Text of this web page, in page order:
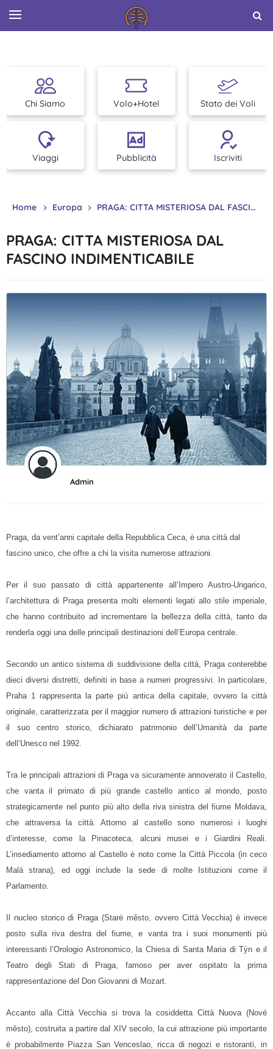
Chi Siamo Volo+Hotel Stato dei Voli
Viaggi Pubblicità Iscriviti
Home Europa PRAGA: CITTA MISTERIOSA DAL FASCINO INDIMENTICABILE
PRAGA: CITTA MISTERIOSA DAL
FASCINO INDIMENTICABILE
Admin
Praga, da vent’anni capitale della Repubblica Ceca, è una città dal
fascino unico, che offre a chi la visita numerose attrazioni.
Per il suo passato di città appartenente all’Impero Austro-Ungarico,
l’architettura di Praga presenta molti elementi legati allo stile imperiale,
che hanno contribuito ad incrementare la bellezza della città, tanto da
renderla oggi una delle principali destinazioni dell’Europa centrale.
Secondo un antico sistema di suddivisione della città, Praga conterebbe
dieci diversi distretti, definiti in base a numeri progressivi. In particolare,
Praha 1 rappresenta la parte più antica della capitale, ovvero la città
originale, caratterizzata per il maggior numero di attrazioni turistiche e per
il suo centro storico, dichiarato patrimonio dell’Umanità da parte
dell’Unesco nel 1992.
Tra le principali attrazioni di Praga va sicuramente annoverato il Castello,
che vanta il primato di più grande castello antico al mondo, posto
strategicamente nel punto più alto della riva sinistra del fiume Moldava,
che attraversa la città. Attorno al castello sono numerosi i luoghi
d’interesse, come la Pinacoteca, alcuni musei e i Giardini Reali.
L’insediamento attorno al Castello è noto come la Città Piccola (in ceco
Malá strana), ed oggi include la sede di molte Istituzioni come il
Parlamento.
Il nucleo storico di Praga (Staré město, ovvero Città Vecchia) è invece
posto sulla riva destra del fiume, e vanta tra i suoi monumenti più
interessanti l’Orologio Astronomico, la Chiesa di Santa Maria di Týn e il
Teatro degli Stati di Praga, famoso per aver ospitato la prima
rappresentazione del Don Giovanni di Mozart.
Accanto alla Città Vecchia si trova la cosiddetta Città Nuova (Nové
město), costruita a partire dal XIV secolo, la cui attrazione più importante
è probabilmente Piazza San Venceslao, ricca di negozi e ristoranti, in